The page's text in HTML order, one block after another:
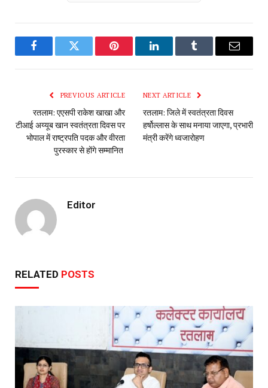
FacebookTwitter Pinterest LinkedInTumblr Email
PREVIOUS ARTICLE
रतलाम: एएसपी राकेश खाखा और
टीआई अय्यूब खान स्वतंत्रता दिवस पर
भोपाल में राष्ट्रपति पदक और वीरता
पुरस्कार से होंगे सम्मानित
NEXT ARTICLE
रतलाम: जिले में स्वतंत्रता दिवस
हर्षोल्लास के साथ मनाया जाएगा, प्रभारी
मंत्री करेंगे ध्वजारोहण
Editor
RELATED POSTS